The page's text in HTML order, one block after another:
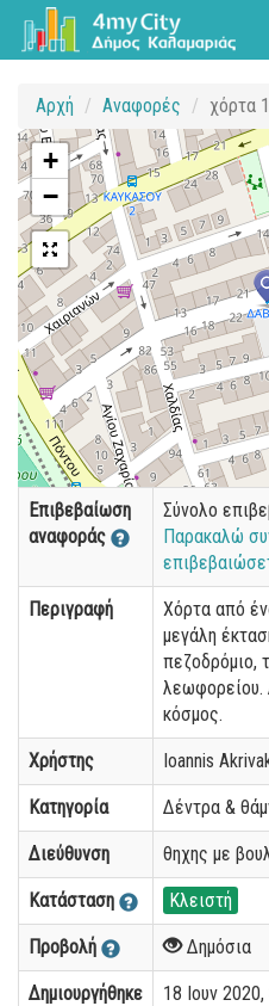
Αρχή Αναφορές χόρτα
+
−
Επιβεβαίωση
αναφοράς
Σύνολο
Παρακαλώ
Περιγραφή
Χόρτα από
μεγάλη
πεζοδρόμιο,
λεωφορείου.
κόσμος.
Χρήστης Ioannis
Κατηγορία Δέντρα &
Διεύθυνση θηχης με
Κατάσταση Κλειστή
Προβολή Δημόσια
Δημιουργήθηκε 18 Ιουν